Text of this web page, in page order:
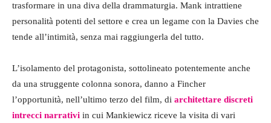
trasformare in una diva della drammaturgia. Mank intrattiene
personalità potenti del settore e crea un legame con la Davies che
tende all’intimità, senza mai raggiungerla del tutto.
L’isolamento del protagonista, sottolineato potentemente anche
da una struggente colonna sonora, danno a Fincher
l’opportunità, nell’ultimo terzo del film, di architettare discreti
intrecci narrativi in cui Mankiewicz riceve la visita di vari